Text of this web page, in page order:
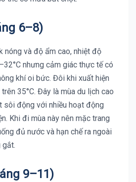
6–8)
nóng và độ ẩm cao, nhiệt độ
nhưng cảm giác thực tế có
khí oi bức. Đôi khi xuất hiện
35°C. Đây là mùa du lịch cao
sôi động với nhiều hoạt động
Khi đi mùa này nên mặc trang
đủ nước và hạn chế ra ngoài
gắt.
9–11)